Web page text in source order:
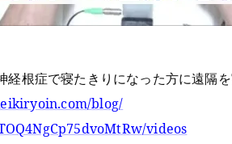
経根症で寝たきりになった方に遠隔
blog/
videos